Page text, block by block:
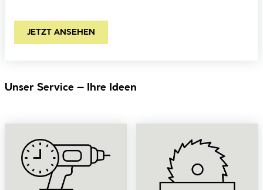
JETZT ANSEHEN
Unser Service – Ihre Ideen